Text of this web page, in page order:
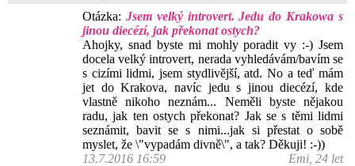
Otázka: Jsem velký introvert. Jedu do Krakowa s
jinou diecézí, jak překonat ostych?
Ahojky, snad byste mi mohly poradit vy :-) Jsem
docela velký introvert, nerada vyhledávám/bavím se
s cizími lidmi, jsem stydlivější, atd. No a teď mám
jet do Krakova, navíc jedu s jinou diecézí, kde
vlastně nikoho neznám... Neměli byste nějakou
radu, jak ten ostych překonat? Jak se s těmi lidmi
seznámit, bavit se s nimi...jak si přestat o sobě
myslet, že \"vypadám divně\", a tak? Děkuji! :-))
13.7.2016 16:59
Emi, 24 let